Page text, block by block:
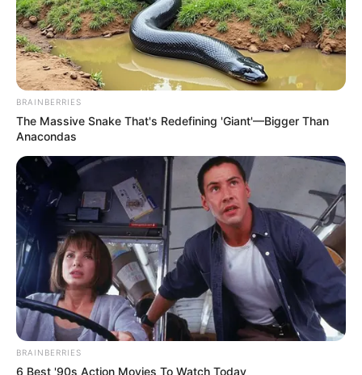
BRAINBERRIES
The Massive Snake That's Redefining 'Giant'—Bigger Than
Anacondas
BRAINBERRIES
6 Best '90s Action Movies To Watch Today